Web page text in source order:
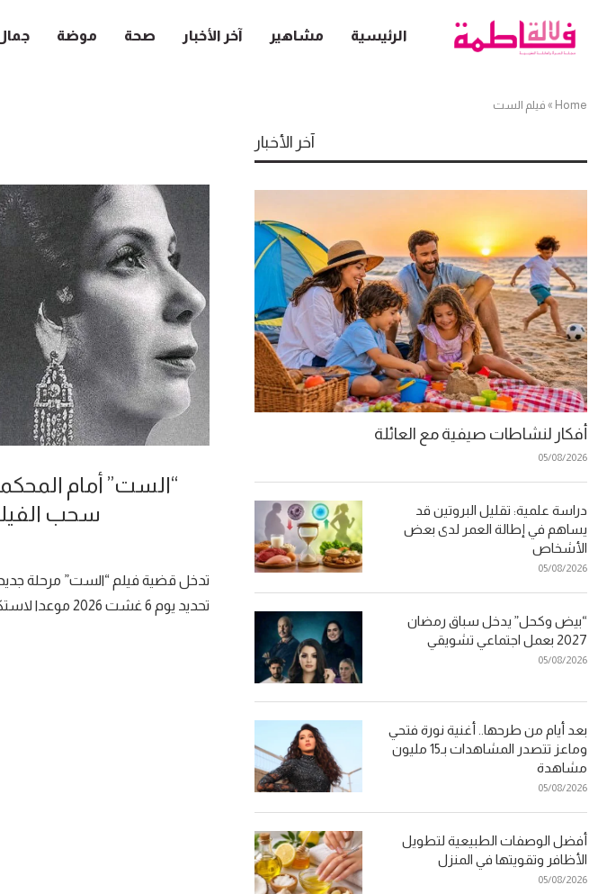
الرئيسية مشاهير آخر الأخبار صحة موضة
Home
» فيلم الست
“الست” أمام
سحب
تدخل قضية فيلم “الست” مرحلة
تحديد يوم 6 غشت 2026 موعدا لاستكمال النظر …
آخر الأخبار
أفكار لنشاطات صيفية مع العائلة
05/08/2026
دراسة علمية: تقليل البروتين قد
يساهم في إطالة العمر لدى بعض
الأشخاص
05/08/2026
“بيض وكحل” يدخل سباق رمضان
2027 بعمل اجتماعي تشويقي
05/08/2026
بعد أيام من طرحها.. أغنية نورة فتحي
وماعز تتصدر المشاهدات بـ15 مليون
مشاهدة
05/08/2026
أفضل الوصفات الطبيعية لتطويل
الأظافر وتقويتها في المنزل
05/08/2026